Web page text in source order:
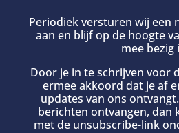
Periodiek versturen wij een
aan en blijf op de hoogte
mee bezig
Door je in te schrijven voor
ermee akkoord dat je af
updates van ons
berichten ontvangen, dan
met de unsubscribe-link